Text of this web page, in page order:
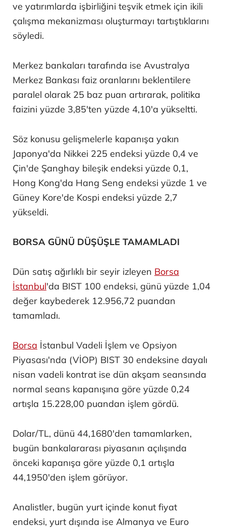
ve yatırımlarda işbirliğini teşvik etmek için ikili
çalışma mekanizması oluşturmayı tartıştıklarını
söyledi.
Merkez bankaları tarafında ise Avustralya
Merkez Bankası faiz oranlarını beklentilere
paralel olarak 25 baz puan artırarak, politika
faizini yüzde 3,85'ten yüzde 4,10'a yükseltti.
Söz konusu gelişmelerle kapanışa yakın
Japonya'da Nikkei 225 endeksi yüzde 0,4 ve
Çin'de Şanghay bileşik endeksi yüzde 0,1,
Hong Kong'da Hang Seng endeksi yüzde 1 ve
Güney Kore'de Kospi endeksi yüzde 2,7
yükseldi.
BORSA GÜNÜ DÜŞÜŞLE TAMAMLADI
Dün satış ağırlıklı bir seyir izleyen Borsa
İstanbul'da BIST 100 endeksi, günü yüzde 1,04
değer kaybederek 12.956,72 puandan
tamamladı.
Borsa İstanbul Vadeli İşlem ve Opsiyon
Piyasası'nda (VİOP) BIST 30 endeksine dayalı
nisan vadeli kontrat ise dün akşam seansında
normal seans kapanışına göre yüzde 0,24
artışla 15.228,00 puandan işlem gördü.
Dolar/TL, dünü 44,1680'den tamamlarken,
bugün bankalararası piyasanın açılışında
önceki kapanışa göre yüzde 0,1 artışla
44,1950'den işlem görüyor.
Analistler, bugün yurt içinde konut fiyat
endeksi, yurt dışında ise Almanya ve Euro